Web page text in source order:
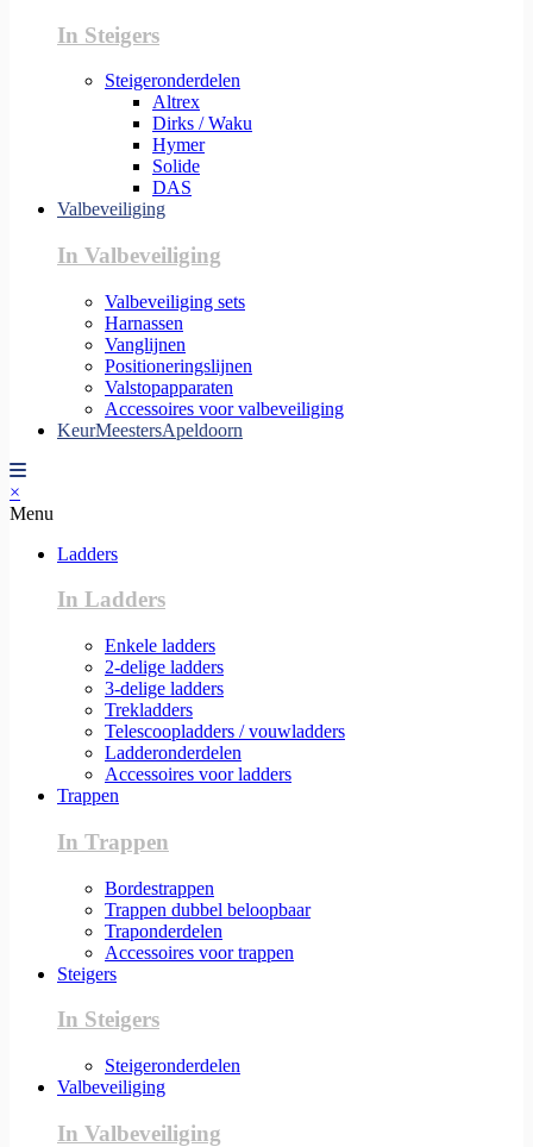
In Steigers
Steigeronderdelen
Altrex
Dirks / Waku
Hymer
Solide
DAS
Valbeveiliging
In Valbeveiliging
Valbeveiliging sets
Harnassen
Vanglijnen
Positioneringslijnen
Valstopapparaten
Accessoires voor valbeveiliging
KeurMeestersApeldoorn
×
Menu
Ladders
In Ladders
Enkele ladders
2-delige ladders
3-delige ladders
Trekladders
Telescoopladders / vouwladders
Ladderonderdelen
Accessoires voor ladders
Trappen
In Trappen
Bordestrappen
Trappen dubbel beloopbaar
Traponderdelen
Accessoires voor trappen
Steigers
In Steigers
Steigeronderdelen
Valbeveiliging
In Valbeveiliging